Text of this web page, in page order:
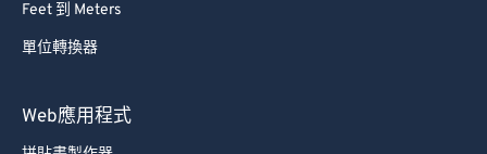
Feet 到 Meters
單位轉換器
Web應用程式